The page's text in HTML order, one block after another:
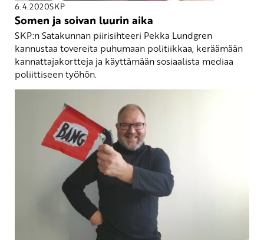
6.4.2020SKP
Somen ja soivan luurin aika
SKP:n Satakunnan piirisihteeri Pekka Lundgren
kannustaa tovereita puhumaan politiikkaa, keräämään
kannattajakortteja ja käyttämään sosiaalista mediaa
poliittiseen työhön.